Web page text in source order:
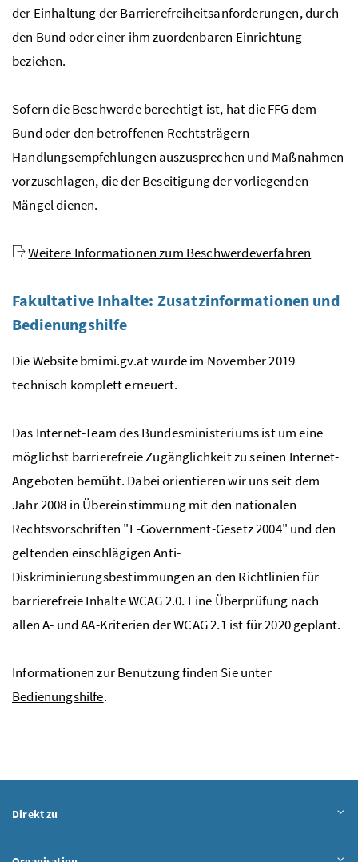
der Einhaltung der Barrierefreiheitsanforderungen, durch
den Bund oder einer ihm zuordenbaren Einrichtung
beziehen.
Sofern die Beschwerde berechtigt ist, hat die FFG dem
Bund oder den betroffenen Rechtsträgern
Handlungsempfehlungen auszusprechen und Maßnahmen
vorzuschlagen, die der Beseitigung der vorliegenden
Mängel dienen.
Weitere Informationen zum Beschwerdeverfahren
Fakultative Inhalte: Zusatzinformationen und
Bedienungshilfe
DieWebsitebmimi.gv.at wurde im November 2019
technisch komplett erneuert.
Das Internet-Teamdes Bundesministeriums ist um eine
möglichst barrierefreie Zugänglichkeit zu seinen Internet-
Angeboten bemüht. Dabei orientieren wir uns seit dem
Jahr 2008 in Übereinstimmung mit den nationalen
Rechtsvorschriften "E-Government-Gesetz 2004" und den
geltenden einschlägigen Anti-
Diskriminierungsbestimmungen an den Richtlinien für
barrierefreie Inhalte WCAG 2.0. Eine Überprüfung nach
allen A- und AA-Kriterien der WCAG 2.1 ist für 2020 geplant.
Informationen zur Benutzung finden Sie unter
Bedienungshilfe.
Direkt zu